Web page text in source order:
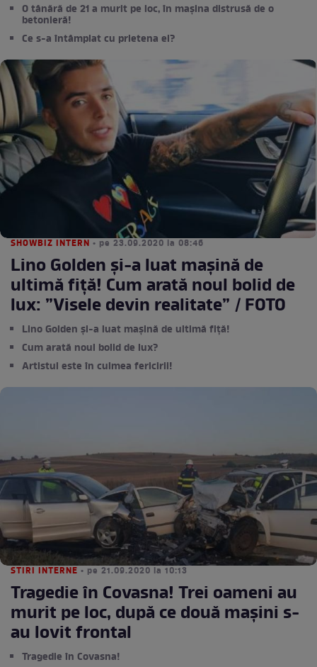
O tânără de 21 a murit pe loc, în mașina distrusă de o
betonieră!
Ce s-a întâmplat cu prietena ei?
SHOWBIZ INTERN • pe 23.09.2020 la 08:46
Lino Golden și-a luat mașină de
ultimă fiță! Cum arată noul bolid de
lux: ”Visele devin realitate” / FOTO
Lino Golden și-a luat mașină de ultimă fiță!
Cum arată noul bolid de lux?
Artistul este în culmea fericirii!
STIRI INTERNE • pe 21.09.2020 la 10:13
Tragedie în Covasna! Trei oameni au
murit pe loc, după ce două mașini s-
au lovit frontal
Tragedie în Covasna!